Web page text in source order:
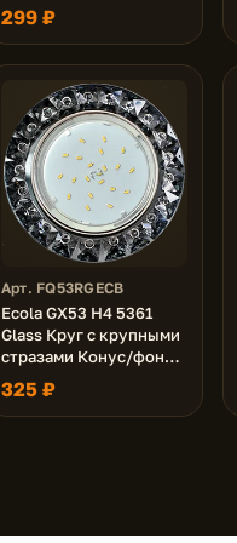
прозрачными стразами
/фон черн./центр.часть
хром 52x120 (к+)
299 ₽
Арт. FQ53RGECB
Ecola GX53 H4 5361
Glass Круг с крупными
стразами Конус/фон
черн./центр.часть хром
52x120 (к+)
325 ₽